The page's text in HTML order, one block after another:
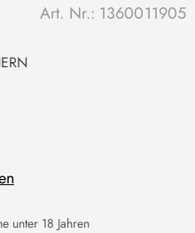
Art. Nr.: 1360011905
unter 18 Jahren